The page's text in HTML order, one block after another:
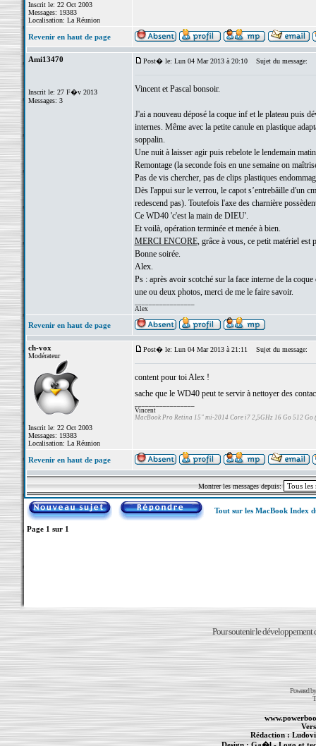
Inscrit le: 22 Oct 2003
Messages: 19383
Localisation: La Réunion
Revenir en haut de page
Ami13470
Inscrit le: 27 F�v 2013
Messages: 3
Post� le: Lun 04 Mar 2013 à 20:10 Sujet du message:
Vincent et Pascal bonsoir.
J'ai a nouveau déposé la coque inf et le plateau puis
internes. Même avec la petite canule en plastique
soppalin.
Une nuit à laisser agir puis rebelote le lendemain
Remontage (la seconde fois en une semaine on
Pas de vis chercher, pas de clips plastiques
Dès l'appui sur le verrou, le capot s’entrebâille d'un
redescend pas). Toutefois l'axe des charnière
Ce WD40 'c'est la main de DIEU'.
Et voilà, opération terminée et menée à bien.
MERCI ENCORE, grâce à vous, ce petit matériel est
Bonne soirée.
Alex.
Ps : après avoir scotché sur la face interne de la
une ou deux photos, merci de me le faire savoir.
Alex
Revenir en haut de page
ch-vox
Modérateur
Inscrit le: 22 Oct 2003
Messages: 19383
Localisation: La Réunion
Post� le: Lun 04 Mar 2013 à 21:11 Sujet du message:
content pour toi Alex !
sache que le WD40 peut te servir à nettoyer des
Vincent
MacBook Pro Retina 15" mi-2014 Core i7 2,5GHz 16 Go 512 Go
Revenir en haut de page
Montrer les messages depuis:
Tout sur les MacBook Index
Page 1 sur 1
Pour soutenir le développement
Powered
Rédaction :